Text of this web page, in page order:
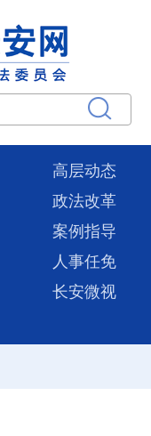
高层动态
政法改革
案例指导
人事任免
长安微视